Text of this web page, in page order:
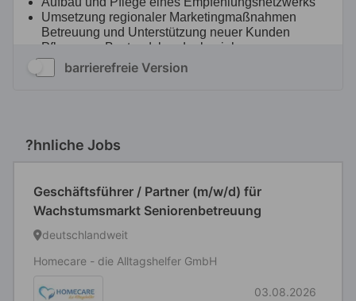
barrierefreie Version
?hnliche Jobs
Geschäftsführer / Partner (m/w/d) für
Wachstumsmarkt Seniorenbetreuung
deutschlandweit
Homecare - die Alltagshelfer GmbH
03.08.2026